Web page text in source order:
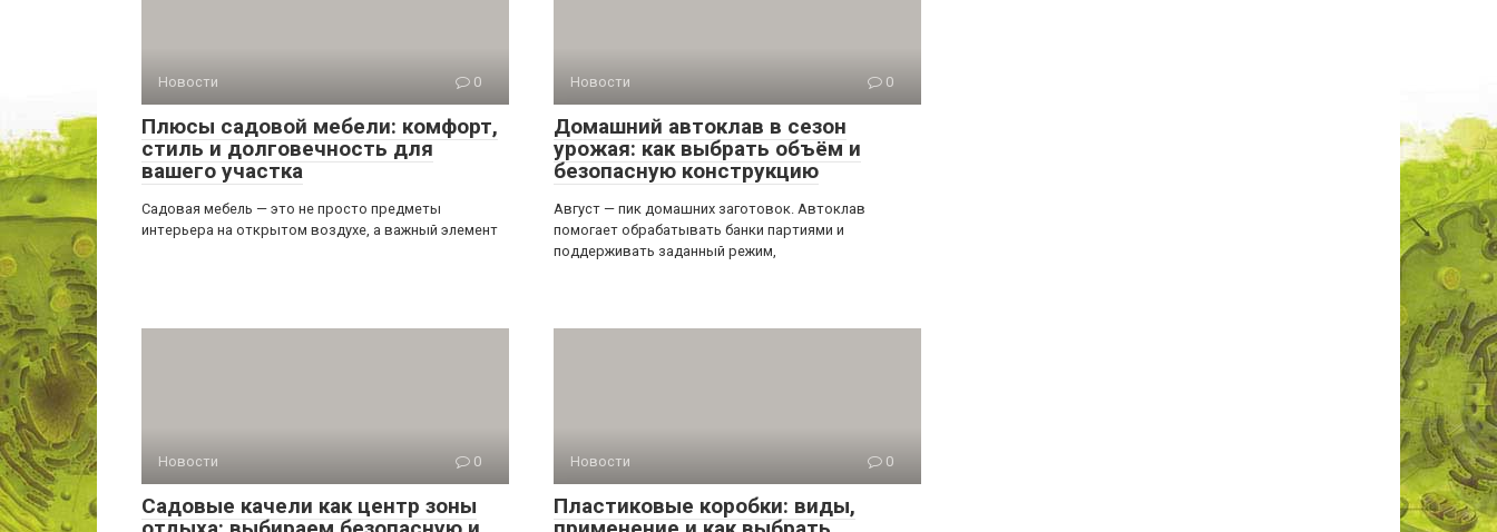
Новости 0
Плюсы садовой мебели: комфорт,
стиль и долговечность для
вашего участка
Садовая мебель — это не просто предметы
интерьера на открытом воздухе, а важный элемент
Новости 0
Домашний автоклав в сезон
урожая: как выбрать объём и
безопасную конструкцию
Август — пик домашних заготовок. Автоклав
помогает обрабатывать банки партиями и
поддерживать заданный режим,
Новости 0
Садовые качели как центр зоны
Новости 0
Пластиковые коробки: виды,